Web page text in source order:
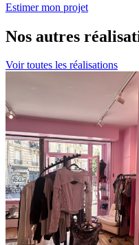
Estimer mon projet
Nos autres
Voir toutes les réalisations